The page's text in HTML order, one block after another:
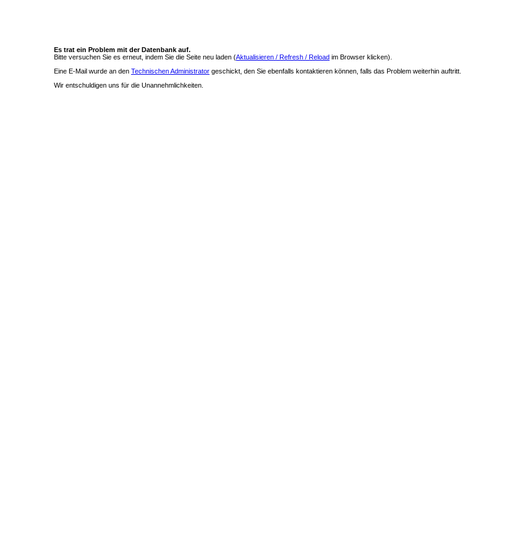
Es trat ein Problem mit der Datenbank auf.
Bitte versuchen Sie es erneut, indem Sie die Seite neu laden (Aktualisieren / Refresh / Reload im Browser klicken).
Eine E-Mail wurde an den Technischen Administrator geschickt, den Sie ebenfalls kontaktieren können, falls das Problem weiterhin auftritt.
Wir entschuldigen uns für die Unannehmlichkeiten.